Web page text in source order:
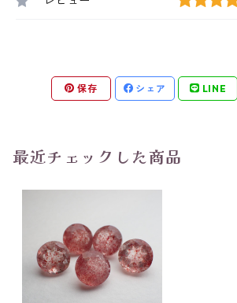
保存 シェア LINE
最近チェックした商品